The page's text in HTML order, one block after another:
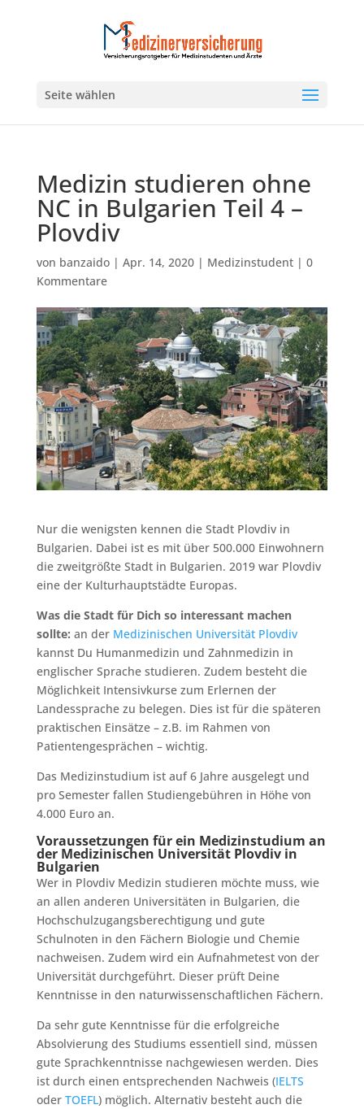
Seite wählen
Medizin studieren ohne
NC in Bulgarien Teil 4 –
Plovdiv
von banzaido| Apr. 14, 2020| Medizinstudent| 0
Kommentare
Nur die wenigsten kennen die Stadt Plovdiv in
Bulgarien. Dabei ist es mit über 500.000 Einwohnern
die zweitgrößte Stadt in Bulgarien. 2019 war Plovdiv
eine der Kulturhauptstädte Europas.
Was die Stadt für Dich so interessant machen
sollte: an der Medizinischen Universität Plovdiv
kannst Du Humanmedizin und Zahnmedizin in
englischer Sprache studieren. Zudem besteht die
Möglichkeit Intensivkurse zum Erlernen der
Landessprache zu belegen. Dies ist für die späteren
praktischen Einsätze – z.B. im Rahmen von
Patientengesprächen – wichtig.
Das Medizinstudium ist auf 6 Jahre ausgelegt und
pro Semester fallen Studiengebühren in Höhe von
4.000 Euro an.
Voraussetzungen für ein Medizinstudium an
der Medizinischen Universität Plovdiv in
Bulgarien
Wer in Plovdiv Medizin studieren möchte muss, wie
an allen anderen Universitäten in Bulgarien, die
Hochschulzugangsberechtigung und gute
Schulnoten in den Fächern Biologie und Chemie
nachweisen. Zudem wird ein Aufnahmetest von der
Universität durchgeführt. Dieser prüft Deine
Kenntnisse in den naturwissenschaftlichen Fächern.
Da sehr gute Kenntnisse für die erfolgreiche
Absolvierung des Studiums essentiell sind, müssen
gute Sprachkenntnisse nachgewiesen werden. Dies
ist durch einen entsprechenden Nachweis (IELTS
oder TOEFL) möglich. Alternativ besteht auch die